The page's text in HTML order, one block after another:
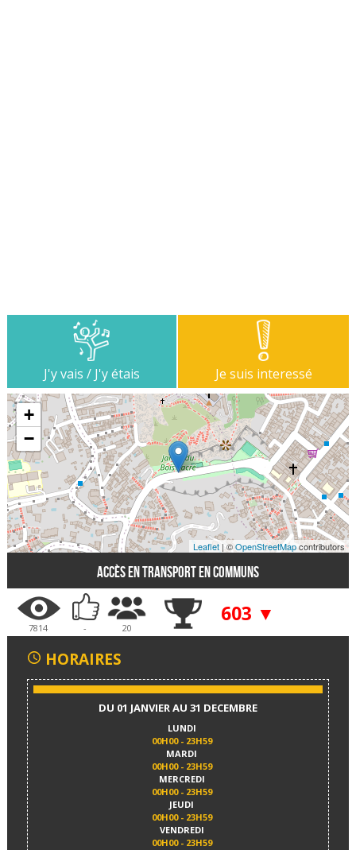
J'y vais / J'y étais Je suis interessé
+
−
Leaflet | ©OpenStreetMapcontributors
Accès en transport en communs
7814 - 20
603 ▼
HORAIRES
DU 01 JANVIER AU 31 DECEMBRE
LUNDI
00H00 - 23H59
MARDI
00H00 - 23H59
MERCREDI
00H00 - 23H59
JEUDI
00H00 - 23H59
VENDREDI
00H00 - 23H59